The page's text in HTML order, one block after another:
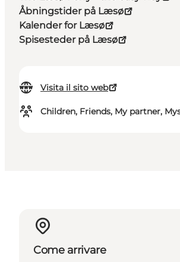
Åbningstider på Læsø
Kalender for Læsø
Spisesteder på Læsø
Visita il sito web
Children, Friends, My partner,
Come arrivare